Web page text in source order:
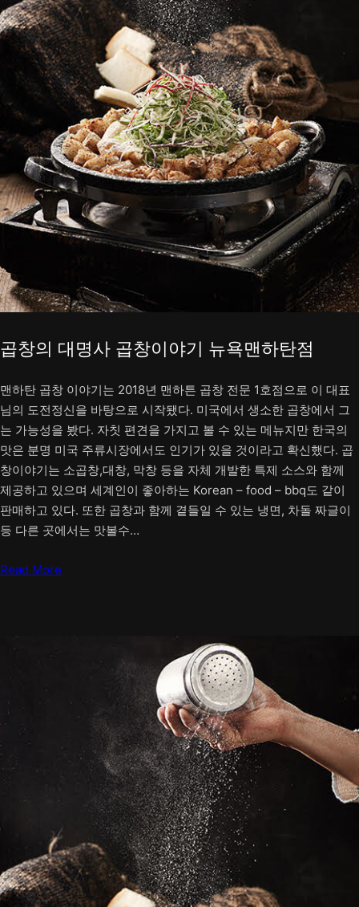
곱창의 대명사 곱창이야기 뉴욕맨하탄점
맨하탄 곱창 이야기는 2018년 맨하튼 곱창 전문 1호점으로 이 대표
님의 도전정신을 바탕으로 시작됐다. 미국에서 생소한 곱창에서 그
는 가능성을 봤다. 자칫 편견을 가지고 볼 수 있는 메뉴지만 한국의
맛은 분명 미국 주류시장에서도 인기가 있을 것이라고 확신했다. 곱
창이야기는 소곱창,대창, 막창 등을 자체 개발한 특제 소스와 함께
제공하고 있으며 세계인이 좋아하는 Korean – food – bbq도 같이
판매하고 있다. 또한 곱창과 함께 곁들일 수 있는 냉면, 차돌 짜글이
등 다른 곳에서는 맛볼수…
Read More